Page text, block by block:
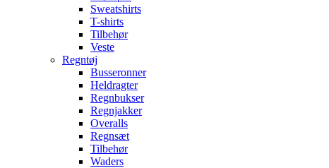
Sweatshirts
T-shirts
Tilbehør
Veste
Regntøj
Busseronner
Heldragter
Regnbukser
Regnjakker
Overalls
Regnsæt
Tilbehør
Waders